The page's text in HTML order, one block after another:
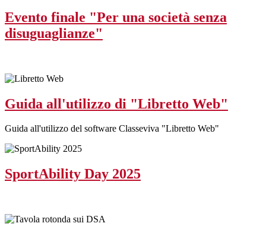
Evento finale "Per una società senza
disuguaglianze"
Guida all'utilizzo di "Libretto Web"
Guida all'utilizzo del software Classeviva "Libretto Web"
SportAbility Day 2025